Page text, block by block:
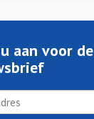
aan voor de